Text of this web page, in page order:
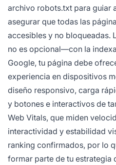
archivo robots.txt para guiar
asegurar que todas las
accesibles y no bloqueadas.
no es opcional—con la
Google, tu página debe
experiencia en dispositivos
diseño responsivo, carga
y botones e interactivos de
Web Vitals, que miden
interactividad y estabilidad
ranking confirmados, por lo
formar parte de tu estrategia